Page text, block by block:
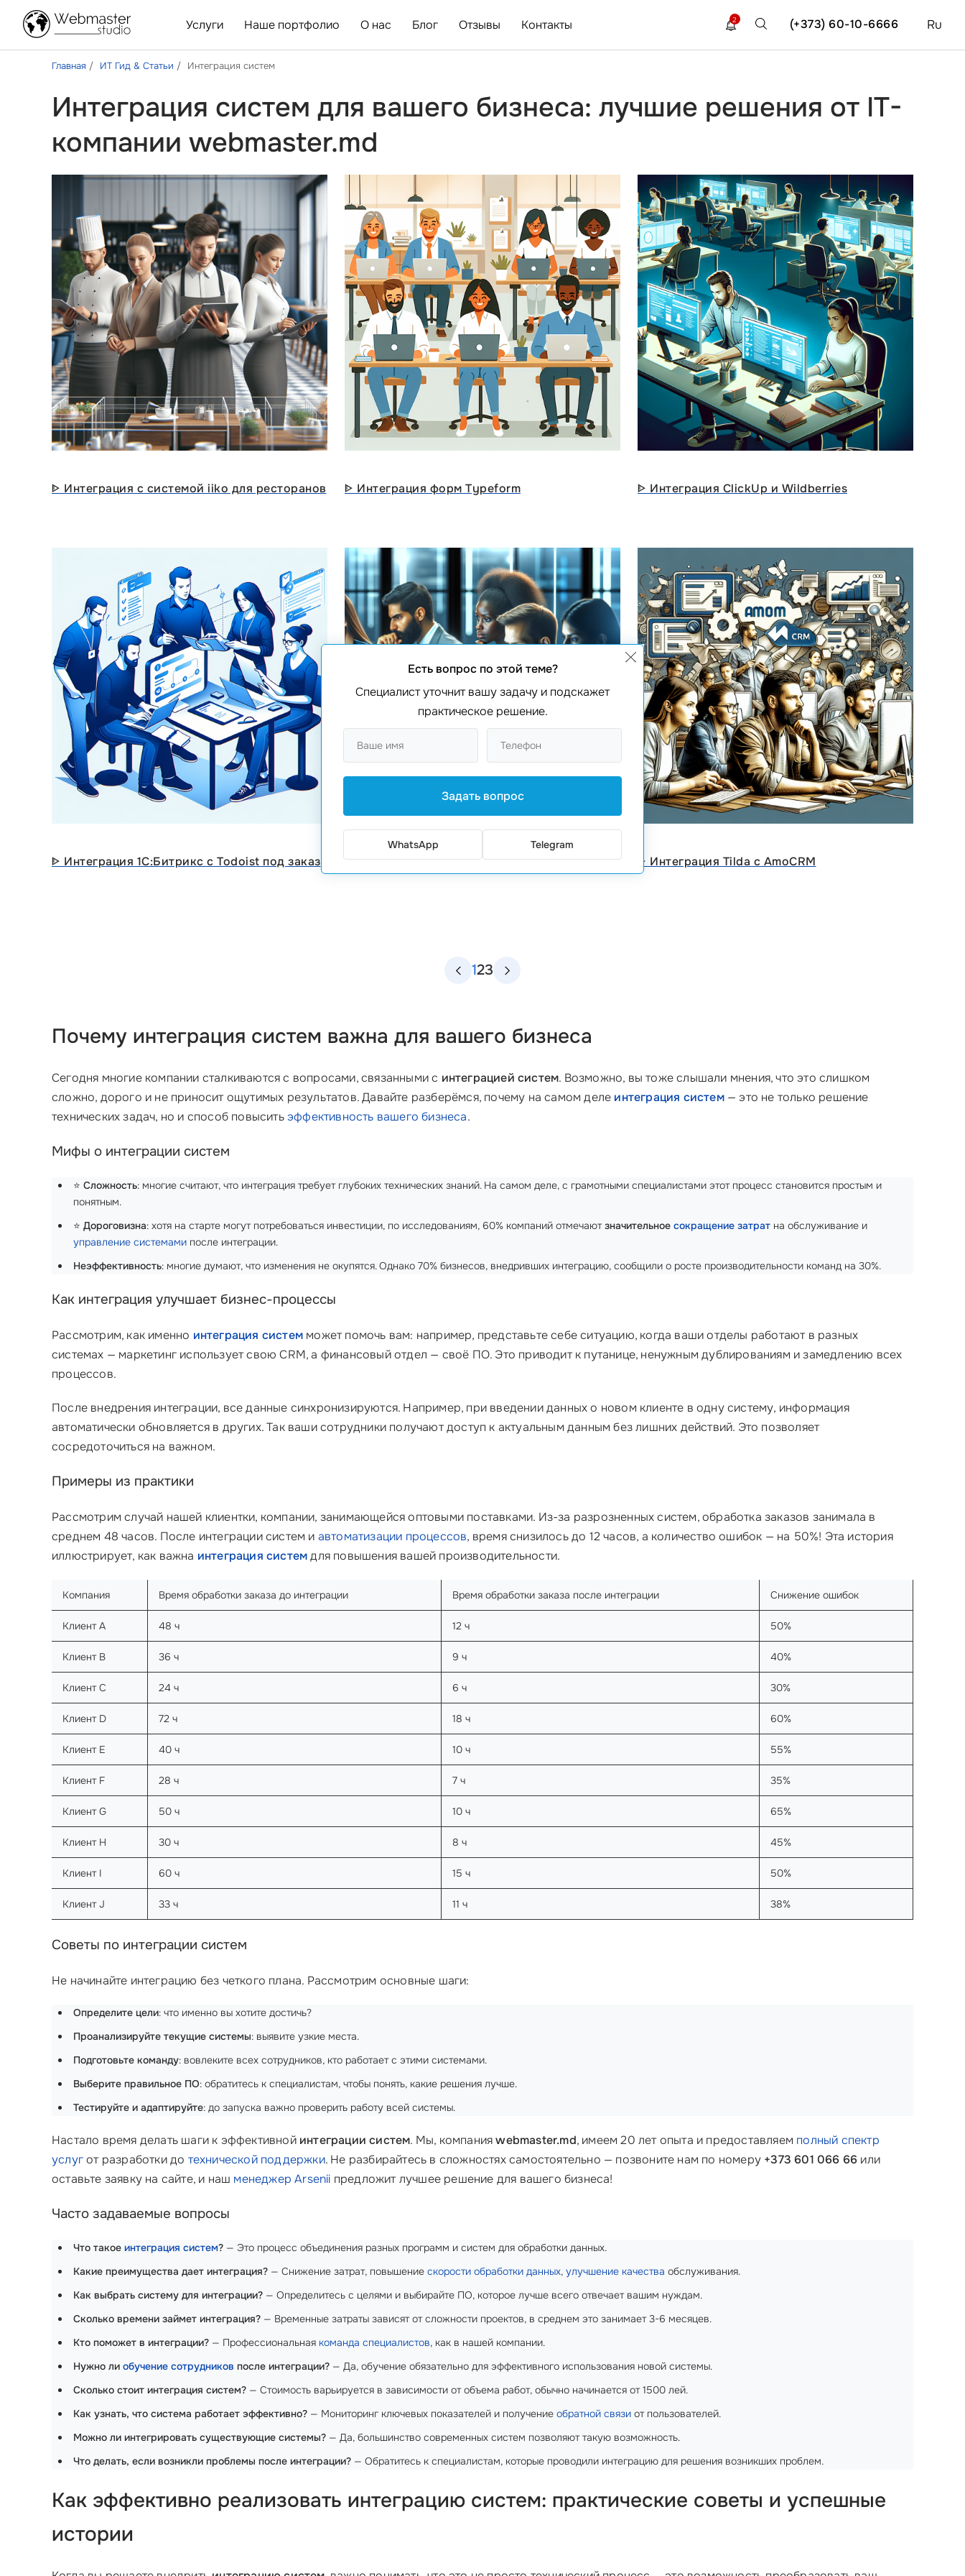
Услуги Наше портфолио О нас Блог Отзывы Контакты Ru
(+373) 60-10-6666
2
Главная ИТ Гид & Статьи Интеграция систем
Интеграция систем для вашего бизнеса: лучшие решения от IT-
компании webmaster.md
ᐈ Интеграция с системой iiko для ресторанов ᐈ Интеграция форм Typeform ᐈ Интеграция ClickUp и Wildberries
ᐈ Интеграция 1С:Битрикс с Todoist под заказ ᐈ Интеграция сторонних сервисов и API ᐈ Интеграция Tilda с AmoCRM
123
Почему интеграция систем важна для вашего бизнеса
Сегодня многие компании сталкиваются с вопросами, связанными с интеграцией систем. Возможно, вы тоже слышали мнения, что это слишком
сложно, дорого и не приносит ощутимых результатов. Давайте разберёмся, почему на самом деле интеграция систем— это не только решение
технических задач, но и способ повысить эффективность вашего бизнеса.
Мифы о интеграции систем
⭐ Сложность: многие считают, что интеграция требует глубоких технических знаний. На самом деле, с грамотными специалистами этот процесс становится простым и
понятным.
⭐ Дороговизна: хотя на старте могут потребоваться инвестиции, по исследованиям, 60% компаний отмечаютзначительное сокращение затрат на обслуживание и
управление системами после интеграции.
Неэффективность: многие думают, что изменения не окупятся. Однако 70% бизнесов, внедривших интеграцию, сообщили о росте производительности команд на 30%.
Как интеграция улучшает бизнес-процессы
Рассмотрим, как именно интеграция систем может помочь вам: например, представьте себе ситуацию, когда ваши отделы работают в разных
системах — маркетинг использует свою CRM, а финансовый отдел — своё ПО. Это приводит к путанице, ненужным дублированиям и замедлению всех
процессов.
После внедрения интеграции, все данные синхронизируются. Например, при введении данных о новом клиенте в одну систему, информация
автоматически обновляется в других. Так ваши сотрудники получают доступ к актуальным данным без лишних действий. Это позволяет
сосредоточиться на важном.
Примеры из практики
Рассмотрим случай нашей клиентки, компании, занимающейся оптовыми поставками. Из-за разрозненных систем, обработка заказов занимала в
среднем 48 часов. После интеграции систем и автоматизации процессов, время снизилось до 12 часов, а количество ошибок — на 50%! Эта история
иллюстрирует, как важна интеграция системдля повышения вашей производительности.
Компания Время обработки заказа до интеграции Время обработки заказа после интеграции Снижение ошибок
Клиент A 48 ч 12 ч 50%
Клиент B 36 ч 9 ч 40%
Клиент C 24 ч 6 ч 30%
Клиент D 72 ч 18 ч 60%
Клиент E 40 ч 10 ч 55%
Клиент F 28 ч 7 ч 35%
Клиент G 50 ч 10 ч 65%
Клиент H 30 ч 8 ч 45%
Клиент I 60 ч 15 ч 50%
Клиент J 33 ч 11 ч 38%
Советы по интеграции систем
Не начинайте интеграцию без четкого плана. Рассмотрим основные шаги:
Определите цели: что именно вы хотите достичь?
Проанализируйте текущие системы: выявите узкие места.
Подготовьте команду: вовлеките всех сотрудников, кто работает с этими системами.
Выберите правильное ПО: обратитесь к специалистам, чтобы понять, какие решения лучше.
Тестируйте и адаптируйте: до запуска важно проверить работу всей системы.
Настало время делать шаги к эффективной интеграции систем. Мы, компанияwebmaster.md, имеем 20 лет опыта и предоставляем полный спектр
услугот разработки до технической поддержки. Не разбирайтесь в сложностях самостоятельно — позвоните нам по номеру +373 601 066 66 или
оставьте заявку на сайте, и наш менеджер Arsenii предложит лучшее решение для вашего бизнеса!
Часто задаваемые вопросы
Что такое интеграция систем? — Это процесс объединения разных программ и систем для обработки данных.
Какие преимущества дает интеграция? — Снижение затрат, повышение скорости обработки данных, улучшение качества обслуживания.
Как выбрать систему для интеграции? — Определитесь с целями и выбирайте ПО, которое лучше всего отвечает вашим нуждам.
Сколько времени займет интеграция? — Временные затраты зависят от сложности проектов, в среднем это занимает 3-6 месяцев.
Кто поможет в интеграции? — Профессиональная команда специалистов, как в нашей компании.
Нужно ли обучение сотрудников после интеграции? — Да, обучение обязательно для эффективного использования новой системы.
Сколько стоит интеграция систем? — Стоимость варьируется в зависимости от объема работ, обычно начинается от 1500 лей.
Как узнать, что система работает эффективно? — Мониторинг ключевых показателей и получение обратной связи от пользователей.
Можно ли интегрировать существующие системы? — Да, большинство современных систем позволяют такую возможность.
Что делать, если возникли проблемы после интеграции? — Обратитесь к специалистам, которые проводили интеграцию для решения возникших проблем.
Как эффективно реализовать интеграцию систем: практические советы и успешные
истории
Есть вопрос по этой теме?
Специалист уточнит вашу задачу и подскажет
практическое решение.
Задать вопрос
WhatsApp Telegram